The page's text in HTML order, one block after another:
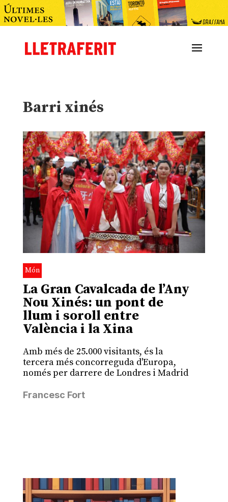
Barri xinés
Món
La Gran Cavalcada de l’Any
Nou Xinés: un pont de
llum i soroll entre
València i la Xina
Amb més de 25.000 visitants, és la
tercera més concorreguda d'Europa,
només per darrere de Londres i Madrid
Francesc Fort